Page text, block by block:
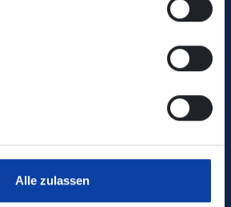
Alle zulassen
durchstarten